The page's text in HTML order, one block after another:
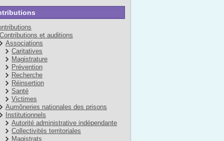
Contributions et auditions
Associations
Caritatives
Magistrature
Prévention
Recherche
Réinsertion
Santé
Victimes
Aumôneries nationales des prisons
Institutionnels
Autorité administrative indépendante
Collectivités territoriales
Magistrats